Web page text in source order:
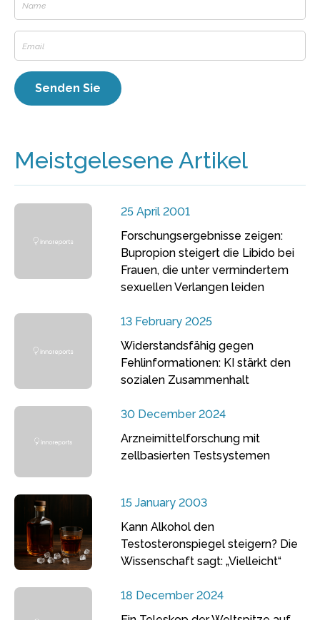
Meistgelesene Artikel
25 April 2001
Forschungsergebnisse zeigen:
Bupropion steigert die Libido bei
Frauen, die unter vermindertem
sexuellen Verlangen leiden
13 February 2025
Widerstandsfähig gegen
Fehlinformationen: KI stärkt den
sozialen Zusammenhalt
30 December 2024
Arzneimittelforschung mit
zellbasierten Testsystemen
15 January 2003
Kann Alkohol den
Testosteronspiegel steigern? Die
Wissenschaft sagt: „Vielleicht“
18 December 2024